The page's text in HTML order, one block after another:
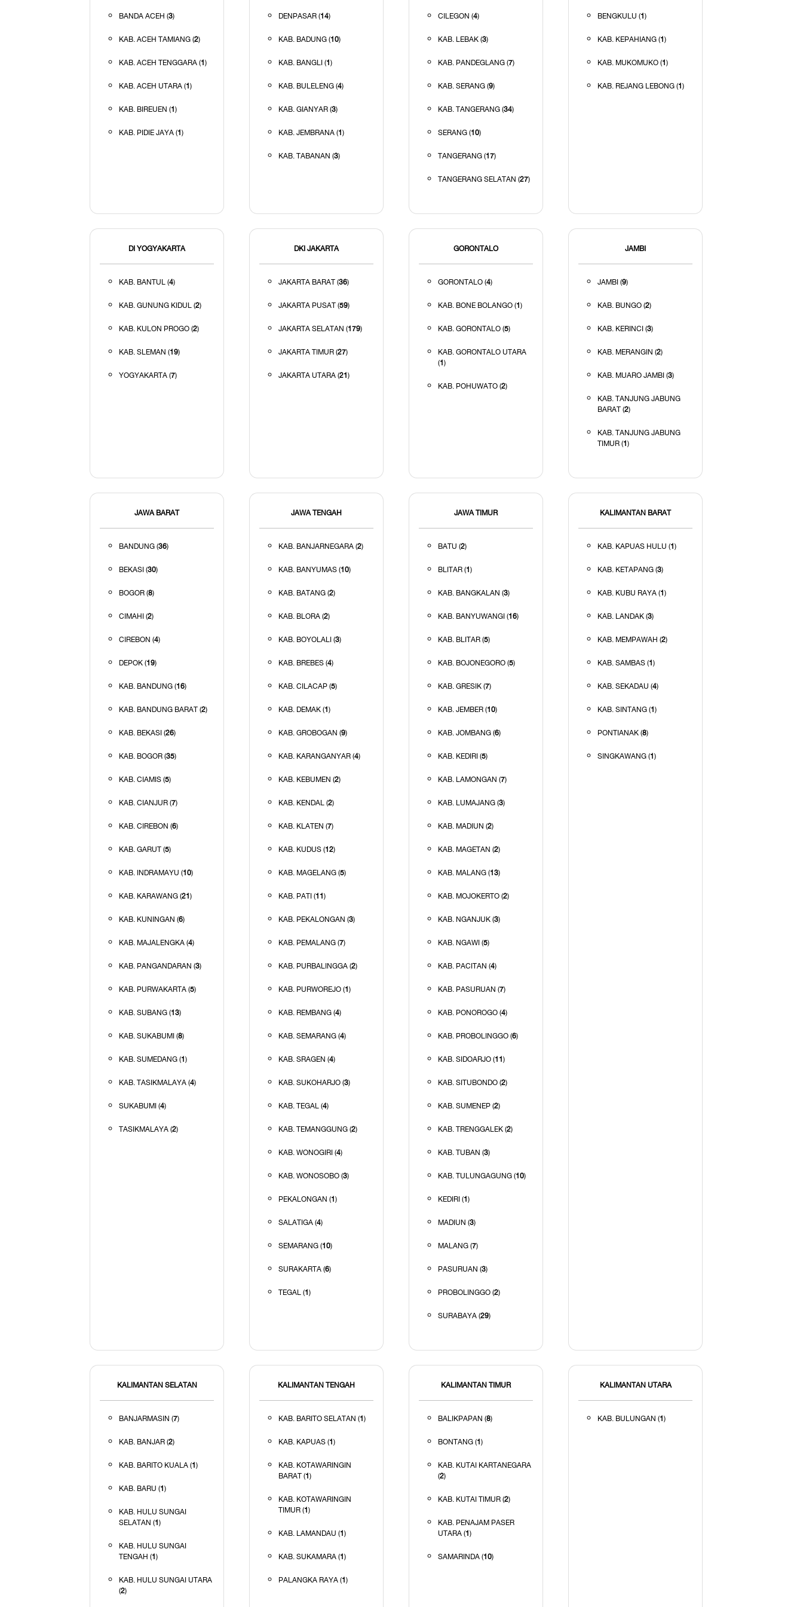
BANDA ACEH (3)
KAB. ACEH TAMIANG (2)
KAB. ACEH TENGGARA (1)
KAB. ACEH UTARA (1)
KAB. BIREUEN (1)
KAB. PIDIE JAYA (1)
DENPASAR (14)
KAB. BADUNG (10)
KAB. BANGLI (1)
KAB. BULELENG (4)
KAB. GIANYAR (3)
KAB. JEMBRANA (1)
KAB. TABANAN (3)
CILEGON (4)
KAB. LEBAK (3)
KAB. PANDEGLANG (7)
KAB. SERANG (9)
KAB. TANGERANG (34)
SERANG (10)
TANGERANG (17)
TANGERANG SELATAN (27)
BENGKULU (1)
KAB. KEPAHIANG (1)
KAB. MUKOMUKO (1)
KAB. REJANG LEBONG (1)
DI YOGYAKARTA
KAB. BANTUL (4)
KAB. GUNUNG KIDUL (2)
KAB. KULON PROGO (2)
KAB. SLEMAN (19)
YOGYAKARTA (7)
DKI JAKARTA
JAKARTA BARAT (36)
JAKARTA PUSAT (59)
JAKARTA SELATAN (179)
JAKARTA TIMUR (27)
JAKARTA UTARA (21)
GORONTALO
GORONTALO (4)
KAB. BONE BOLANGO (1)
KAB. GORONTALO (5)
KAB. GORONTALO UTARA
(1)
KAB. POHUWATO (2)
JAMBI
JAMBI (9)
KAB. BUNGO (2)
KAB. KERINCI (3)
KAB. MERANGIN (2)
KAB. MUARO JAMBI (3)
KAB. TANJUNG JABUNG
BARAT (2)
KAB. TANJUNG JABUNG
TIMUR (1)
JAWA BARAT
BANDUNG (36)
BEKASI (30)
BOGOR (8)
CIMAHI (2)
CIREBON (4)
DEPOK (19)
KAB. BANDUNG (16)
KAB. BANDUNG BARAT (2)
KAB. BEKASI (26)
KAB. BOGOR (35)
KAB. CIAMIS (5)
KAB. CIANJUR (7)
KAB. CIREBON (6)
KAB. GARUT (5)
KAB. INDRAMAYU (10)
KAB. KARAWANG (21)
KAB. KUNINGAN (6)
KAB. MAJALENGKA (4)
KAB. PANGANDARAN (3)
KAB. PURWAKARTA (5)
KAB. SUBANG (13)
KAB. SUKABUMI (8)
KAB. SUMEDANG (1)
KAB. TASIKMALAYA (4)
SUKABUMI (4)
TASIKMALAYA (2)
JAWA TENGAH
KAB. BANJARNEGARA (2)
KAB. BANYUMAS (10)
KAB. BATANG (2)
KAB. BLORA (2)
KAB. BOYOLALI (3)
KAB. BREBES (4)
KAB. CILACAP (5)
KAB. DEMAK (1)
KAB. GROBOGAN (9)
KAB. KARANGANYAR (4)
KAB. KEBUMEN (2)
KAB. KENDAL (2)
KAB. KLATEN (7)
KAB. KUDUS (12)
KAB. MAGELANG (5)
KAB. PATI (11)
KAB. PEKALONGAN (3)
KAB. PEMALANG (7)
KAB. PURBALINGGA (2)
KAB. PURWOREJO (1)
KAB. REMBANG (4)
KAB. SEMARANG (4)
KAB. SRAGEN (4)
KAB. SUKOHARJO (3)
KAB. TEGAL (4)
KAB. TEMANGGUNG (2)
KAB. WONOGIRI (4)
KAB. WONOSOBO (3)
PEKALONGAN (1)
SALATIGA (4)
SEMARANG (10)
SURAKARTA (6)
TEGAL (1)
JAWA TIMUR
BATU (2)
BLITAR (1)
KAB. BANGKALAN (3)
KAB. BANYUWANGI (16)
KAB. BLITAR (5)
KAB. BOJONEGORO (5)
KAB. GRESIK (7)
KAB. JEMBER (10)
KAB. JOMBANG (6)
KAB. KEDIRI (5)
KAB. LAMONGAN (7)
KAB. LUMAJANG (3)
KAB. MADIUN (2)
KAB. MAGETAN (2)
KAB. MALANG (13)
KAB. MOJOKERTO (2)
KAB. NGANJUK (3)
KAB. NGAWI (5)
KAB. PACITAN (4)
KAB. PASURUAN (7)
KAB. PONOROGO (4)
KAB. PROBOLINGGO (6)
KAB. SIDOARJO (11)
KAB. SITUBONDO (2)
KAB. SUMENEP (2)
KAB. TRENGGALEK (2)
KAB. TUBAN (3)
KAB. TULUNGAGUNG (10)
KEDIRI (1)
MADIUN (3)
MALANG (7)
PASURUAN (3)
PROBOLINGGO (2)
SURABAYA (29)
KALIMANTAN BARAT
KAB. KAPUAS HULU (1)
KAB. KETAPANG (3)
KAB. KUBU RAYA (1)
KAB. LANDAK (3)
KAB. MEMPAWAH (2)
KAB. SAMBAS (1)
KAB. SEKADAU (4)
KAB. SINTANG (1)
PONTIANAK (8)
SINGKAWANG (1)
KALIMANTAN SELATAN
BANJARMASIN (7)
KAB. BANJAR (2)
KAB. BARITO KUALA (1)
KAB. BARU (1)
KAB. HULU SUNGAI
SELATAN (1)
KAB. HULU SUNGAI
TENGAH (1)
KAB. HULU SUNGAI UTARA
(2)
KALIMANTAN TENGAH
KAB. BARITO SELATAN (1)
KAB. KAPUAS (1)
KAB. KOTAWARINGIN
BARAT (1)
KAB. KOTAWARINGIN
TIMUR (1)
KAB. LAMANDAU (1)
KAB. SUKAMARA (1)
PALANGKA RAYA (1)
KALIMANTAN TIMUR
BALIKPAPAN (8)
BONTANG (1)
KAB. KUTAI KARTANEGARA
(2)
KAB. KUTAI TIMUR (2)
KAB. PENAJAM PASER
UTARA (1)
SAMARINDA (10)
KALIMANTAN UTARA
KAB. BULUNGAN (1)